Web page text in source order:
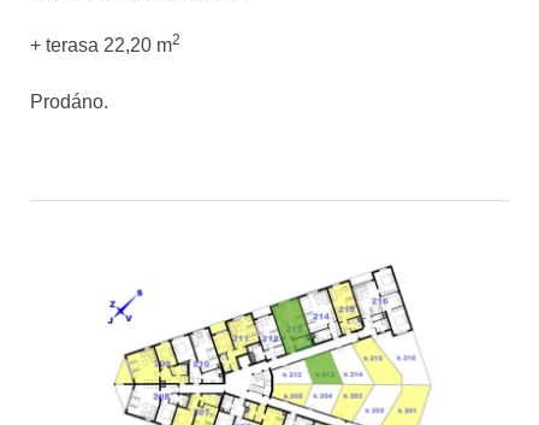
+ terasa 22,20 m2
Prodáno.